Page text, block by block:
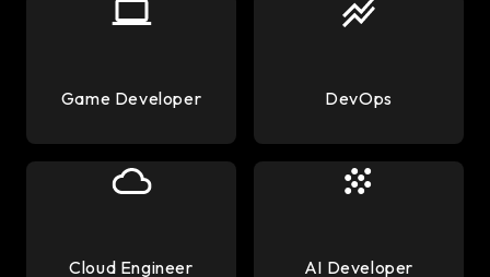
Game Developer DevOps
Cloud Engineer AI Developer